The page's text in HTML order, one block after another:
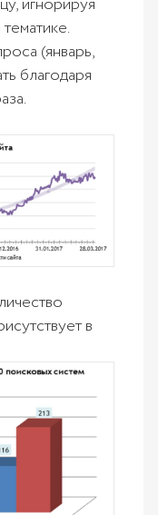
игнорируя
(январь,
благодаря
в